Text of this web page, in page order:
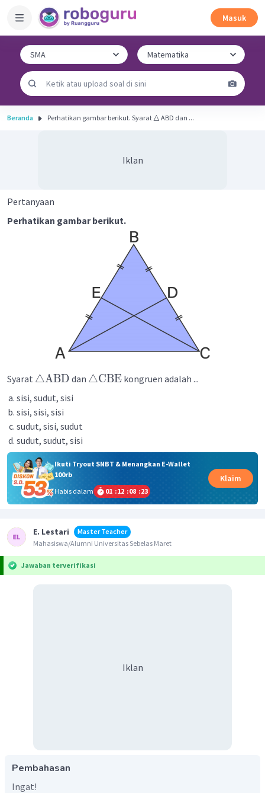
Masuk
Beranda Perhatikan gambar berikut. Syarat △ ABD dan ...
Iklan
Pertanyaan
Perhatikan gambar berikut.
Syarat △ABD dan △CBE kongruen adalah ...
sisi, sudut, sisi
sisi, sisi, sisi
sudut, sisi, sudut
sudut, sudut, sisi
Ikuti Tryout SNBT & Menangkan E-Wallet
100rb
Habis dalam
01 :12 :08 :23
Klaim
E. Lestari
Master Teacher
Mahasiswa/Alumni Universitas Sebelas Maret
Jawaban terverifikasi
Iklan
Pembahasan
Ingat!